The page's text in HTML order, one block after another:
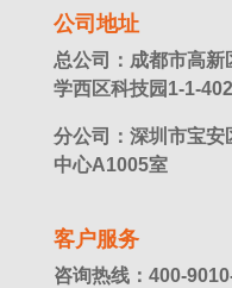
公司地址
总公司：成都市高
学西区科技园1-1-
分公司：深圳市宝安
中心A1005室
客户服务
咨询热线：400-